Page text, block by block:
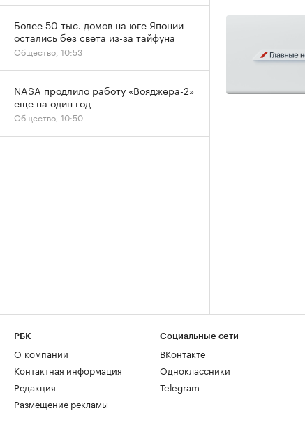
Более 50 тыс. домов на юге Японии
остались без света из-за тайфуна
Общество, 10:53
NASA продлило работу «Вояджера-2»
еще на один год
Общество, 10:50
РБК
О компании
Контактная информация
Редакция
Размещение рекламы
Социальные сети
ВКонтакте
Одноклассники
Telegram